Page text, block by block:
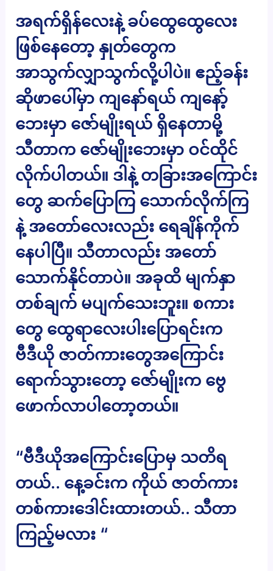
အရက်ရှိန်လေးနဲ့ ခပ်ထွေထွေလေး
ဖြစ်နေတော့ နှုတ်တွေက
အာသွက်လျှာသွက်လို့ပါပဲ။ ဧည့်ခန်း
ဆိုဖာပေါ်မှာ ကျနော်ရယ် ကျနော့်
ဘေးမှာ ဇော်မျိုးရယ် ရှိနေတာမို့
သီတာက ဇော်မျိုးဘေးမှာ ဝင်ထိုင်
လိုက်ပါတယ်။ ဒါနဲ့ တခြားအကြောင်း
တွေ ဆက်ပြောကြ သောက်လိုက်ကြ
နဲ့ အတော်လေးလည်း ရေချိန်ကိုက်
နေပါပြီ။ သီတာလည်း အတော်
သောက်နိုင်တာပဲ။ အခုထိ မျက်နှာ
တစ်ချက် မပျက်သေးဘူး။ စကား
တွေ ထွေရာလေးပါးပြောရင်းက
ဗီဒီယို ဇာတ်ကားတွေအကြောင်း
ရောက်သွားတော့ ဇော်မျိုးက ဗွေ
ဖောက်လာပါတော့တယ်။
“ဗီဒီယိုအကြောင်းပြောမှ သတိရ
တယ်.. နေ့ခင်းက ကိုယ် ဇာတ်ကား
တစ်ကားဒေါင်းထားတယ်.. သီတာ
ကြည့်မလား “